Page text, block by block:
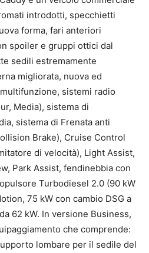
introdotti, specchietti
forma, fari anteriori
spoiler e gruppi ottici dal
sedili estremamente
migliorata, nuova ed
sistemi radio
Media), sistema di
sistema di Frenata anti
Brake), Cruise Control
di velocità), Light Assist,
Park Assist, fendinebbia con
Turbodiesel 2.0 (90 kW
75 kW con cambio DSG a
62 kW. In versione Business,
che comprende:
lombare per il sedile del